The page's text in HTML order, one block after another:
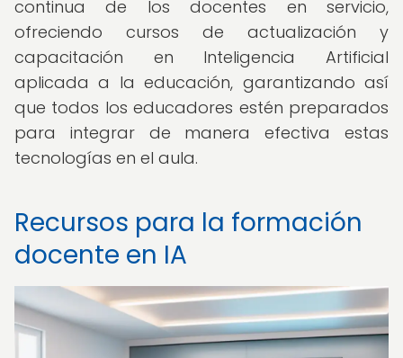
continua de los docentes en servicio,
ofreciendo cursos de actualización y
capacitación en Inteligencia Artificial
aplicada a la educación, garantizando así
que todos los educadores estén preparados
para integrar de manera efectiva estas
tecnologías en el aula.
Recursos para la formación
docente en IA